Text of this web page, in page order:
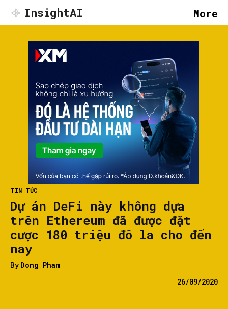
InsightAI More
TIN TỨC
Dự án DeFi này không dựa
trên Ethereum đã được đặt
cược 180 triệu đô la cho đến
nay
By Dong Pham
26/09/2020